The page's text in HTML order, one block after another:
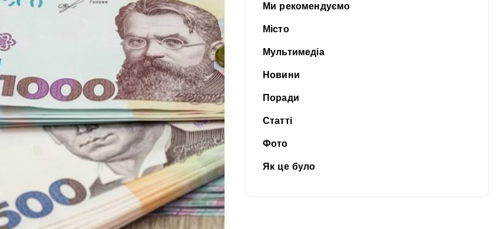
Ми рекомендуємо
Місто
Мультимедіа
Новини
Поради
Статті
Фото
Як це було